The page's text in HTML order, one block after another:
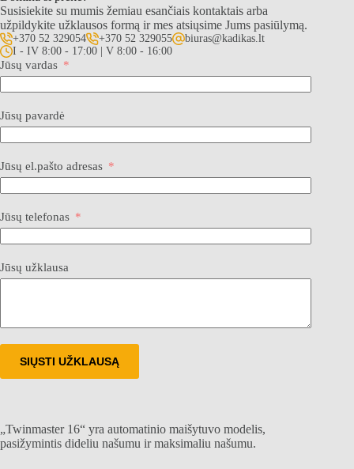
Susisiekite su mumis žemiau esančiais kontaktais arba
užpildykite užklausos formą ir mes atsiųsime Jums pasiūlymą.
+370 52 329054 +370 52 329055
biuras@kadikas.lt
I - IV 8:00 - 17:00 | V 8:00 - 16:00
Jūsų vardas
Jūsų pavardė
Jūsų el.pašto adresas
Jūsų telefonas
Jūsų užklausa
SIŲSTI UŽKLAUSĄ
„Twinmaster 16“ yra automatinio maišytuvo modelis,
pasižymintis dideliu našumu ir maksimaliu našumu.